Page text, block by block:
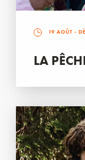
19 AOÛT -
LA